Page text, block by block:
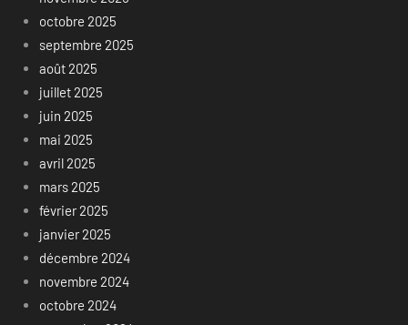
octobre 2025
septembre 2025
août 2025
juillet 2025
juin 2025
mai 2025
avril 2025
mars 2025
février 2025
janvier 2025
décembre 2024
novembre 2024
octobre 2024